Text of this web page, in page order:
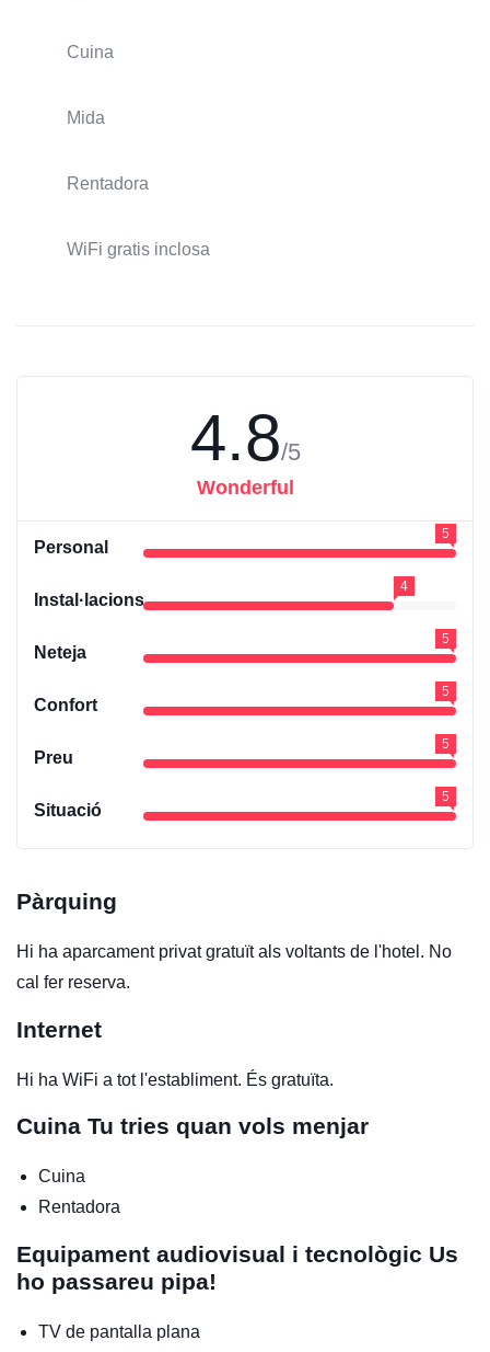
Cuina
Mida
Rentadora
WiFi gratis inclosa
4.8/5
Wonderful
Personal
5
Instal·lacions
4
Neteja
5
Confort
5
Preu
5
Situació
5
Pàrquing
Hi ha aparcament privat gratuït als voltants de l'hotel. No
cal fer reserva.
Internet
Hi ha WiFi a tot l'establiment. És gratuïta.
Cuina Tu tries quan vols menjar
Cuina
Rentadora
Equipament audiovisual i tecnològic Us
ho passareu pipa!
TV de pantalla plana